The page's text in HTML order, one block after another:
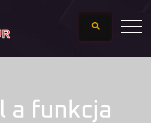
a funkcja